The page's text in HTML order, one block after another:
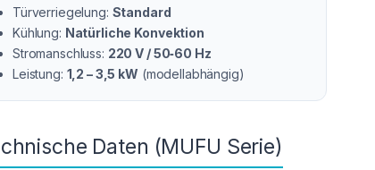
Türverriegelung: Standard
Kühlung: Natürliche Konvektion
Stromanschluss: 220 V / 50‑60 Hz
Leistung: 1,2 – 3,5 kW (modellabhängig)
Daten (MUFU Serie)